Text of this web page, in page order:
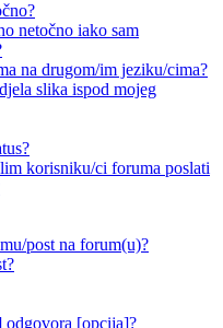
netočno iako sam
na drugom/im jeziku/cima?
slika ispod mojeg
korisniku/ci foruma poslati
post na forum(u)?
odgovora [opcija]?